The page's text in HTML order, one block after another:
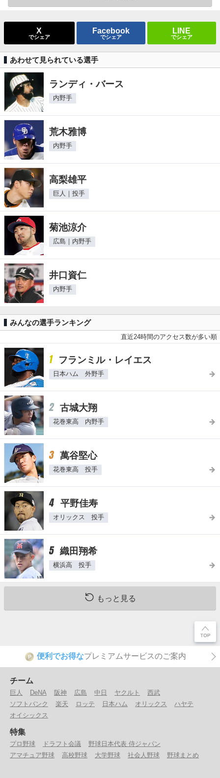
X
でシェア
Facebook
でシェア
LINE
でシェア
あわせて見られている選手
ランディ・バース
内野手
荒木雅博
内野手
高梨雄平
巨人｜投手
菊池涼介
広島｜内野手
井口資仁
内野手
みんなの選手ランキング
直近24時間のアクセス数が多い順
1 フランミル・レイエス
日本ハム 外野手
2 古城大翔
花巻東高 内野手
3 萬谷堅心
花巻東高 投手
4 平野佳寿
オリックス 投手
5 織田翔希
横浜高 投手
もっと見る
P 便利でお得なプレミアムサービスのご案内
チーム
巨人 DeNA 阪神 広島 中日 ヤクルト
西武
ソフトバンク
楽天 ロッテ 日本ハム オリックス
ハヤテ
オイシックス
特集
プロ野球 ドラフト会議
野球日本代表 侍ジャパン
アマチュア野球
高校野球 大学野球 社会人野球 野球まとめ